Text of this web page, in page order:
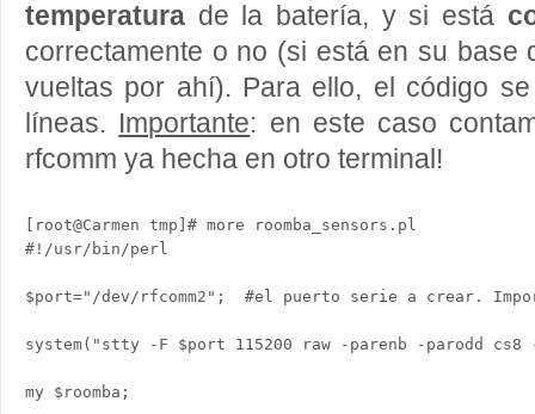
temperatura de la batería, y si está
correctamente o no (si está en su base
vueltas por ahí). Para ello, el código
líneas. Importante: en este caso
rfcomm ya hecha en otro terminal!
[root@Carmen tmp]# more roomba_sensors.pl
#!/usr/bin/perl
$port="/dev/rfcomm2";  #el puerto serie a crear.
system("stty -F $port 115200 raw -parenb -parodd
my $roomba;